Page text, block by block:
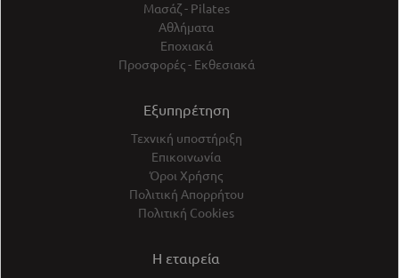
Μασάζ - Pilates
Αθλήματα
Εποχιακά
Προσφορές - Εκθεσιακά
Εξυπηρέτηση
Τεχνική υποστήριξη
Επικοινωνία
Όροι Χρήσης
Πολιτική Απορρήτου
Πολιτική Cookies
Η εταιρεία